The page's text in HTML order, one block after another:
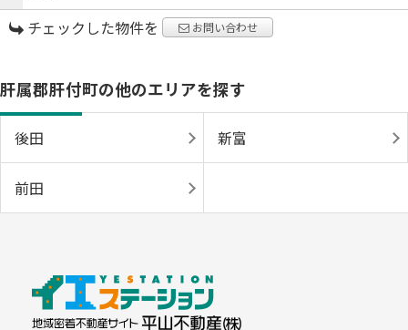
チェックした物件を お問い合わせ
肝属郡肝付町の他のエリアを探す
後田 新富
前田